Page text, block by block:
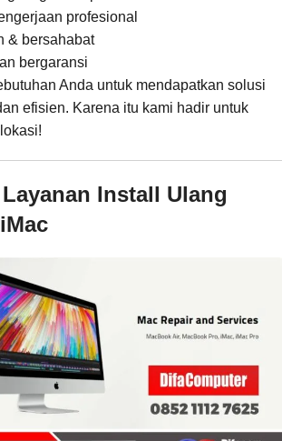
profesional
& bersahabat
bergaransi
Anda untuk mendapatkan solusi
efisien. Karena itu kami hadir untuk
Install Ulang